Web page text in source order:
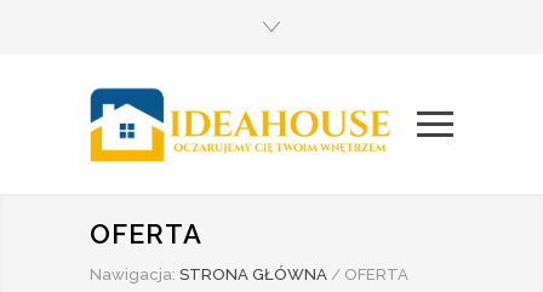
OFERTA
Nawigacja: STRONA GŁÓWNA / OFERTA